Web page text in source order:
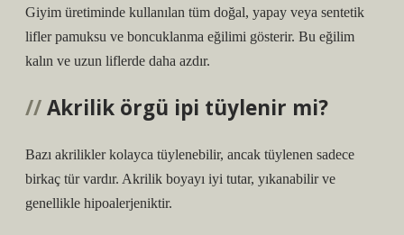
Giyim üretiminde kullanılan tüm doğal, yapay veya sentetik
lifler pamuksu ve boncuklanma eğilimi gösterir. Bu eğilim
kalın ve uzun liflerde daha azdır.
Akrilik örgü ipi tüylenir mi?
Bazı akrilikler kolayca tüylenebilir, ancak tüylenen sadece
birkaç tür vardır. Akrilik boyayı iyi tutar, yıkanabilir ve
genellikle hipoalerjeniktir.